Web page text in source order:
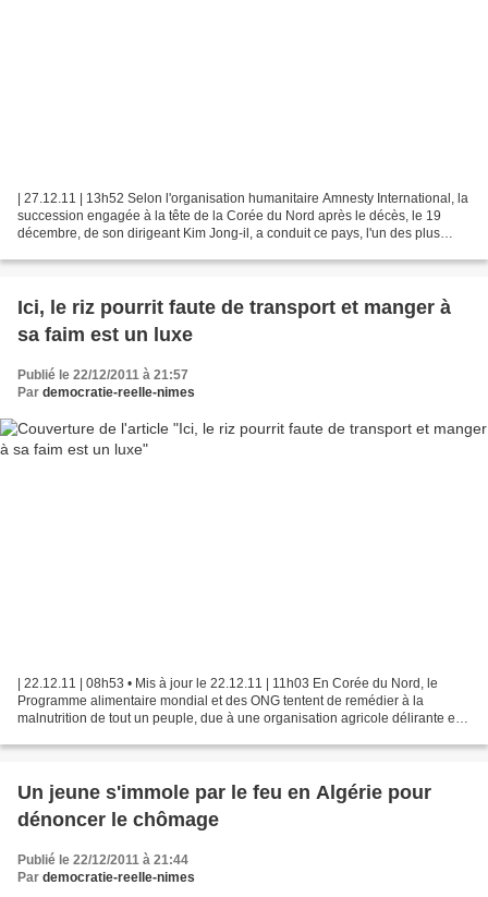
| 27.12.11 | 13h52 Selon l'organisation humanitaire Amnesty International, la
succession engagée à la tête de la Corée du Nord après le décès, le 19
décembre, de son dirigeant Kim Jong-il, a conduit ce pays, l'un des plus
Ici, le riz pourrit faute de transport et manger à
sa faim est un luxe
Publié le 22/12/2011 à 21:57
Par democratie-reelle-nimes
| 22.12.11 | 08h53 • Mis à jour le 22.12.11 | 11h03 En Corée du Nord, le
Programme alimentaire mondial et des ONG tentent de remédier à la
malnutrition de tout un peuple, due à une organisation agricole délirante et à
Un jeune s'immole par le feu en Algérie pour
dénoncer le chômage
Publié le 22/12/2011 à 21:44
Par democratie-reelle-nimes